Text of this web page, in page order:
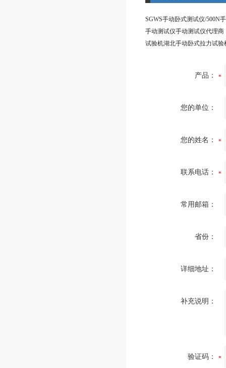
手动测试仪手动测试仪代理商
试验机湖北手动卧式拉力试验
产品：
您的单位：
您的姓名：
联系电话：
常用邮箱：
省份：
详细地址：
补充说明：
验证码：